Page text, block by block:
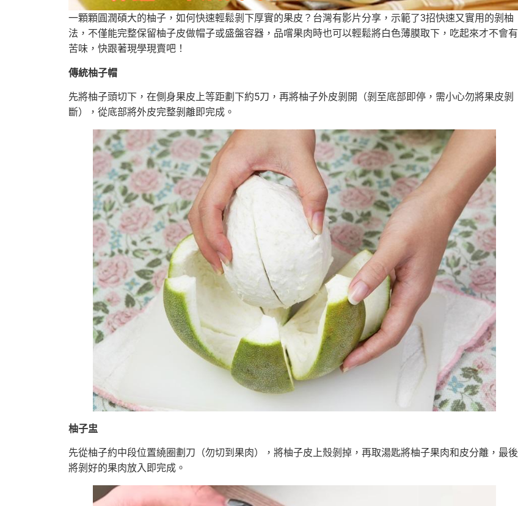
一顆顆圓潤碩大的柚子，如何快速輕鬆剝下厚實的果皮？台灣有影片分享，示範了3招快速又實用的剝柚
法，不僅能完整保留柚子皮做帽子或盛盤容器，品嚐果肉時也可以輕鬆將白色薄膜取下，吃起來才不會有
苦味，快跟著現學現賣吧！
傳統柚子帽
先將柚子頭切下，在側身果皮上等距劃下約5刀，再將柚子外皮剝開（剝至底部即停，需小心勿將果皮剝
斷），從底部將外皮完整剝離即完成。
柚子盅
先從柚子約中段位置繞圈劃刀（勿切到果肉），將柚子皮上殼剝掉，再取湯匙將柚子果肉和皮分離，最後
將剝好的果肉放入即完成。